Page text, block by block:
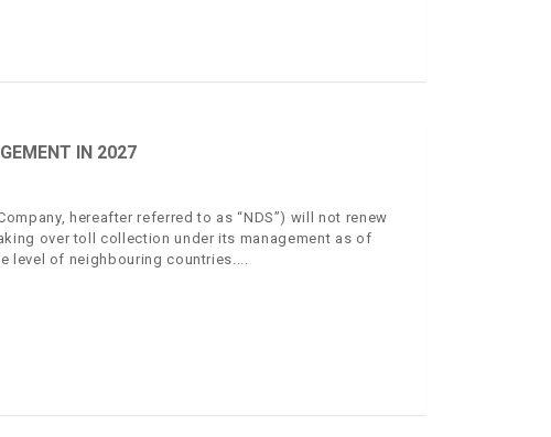
IN 2027
hereafter referred to as “NDS”) will not renew
over toll collection under its management as of
level of neighbouring countries.